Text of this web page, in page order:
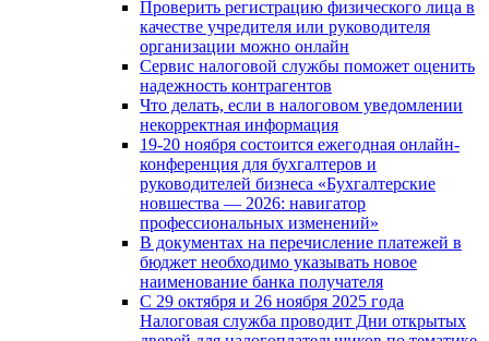
Проверить регистрацию физического лица в
качестве учредителя или руководителя
организации можно онлайн
Сервис налоговой службы поможет оценить
надежность контрагентов
Что делать, если в налоговом уведомлении
некорректная информация
19-20 ноября состоится ежегодная онлайн-
конференция для бухгалтеров и
руководителей бизнеса «Бухгалтерские
новшества — 2026: навигатор
профессиональных изменений»
В документах на перечисление платежей в
бюджет необходимо указывать новое
наименование банка получателя
С 29 октября и 26 ноября 2025 года
Налоговая служба проводит Дни открытых